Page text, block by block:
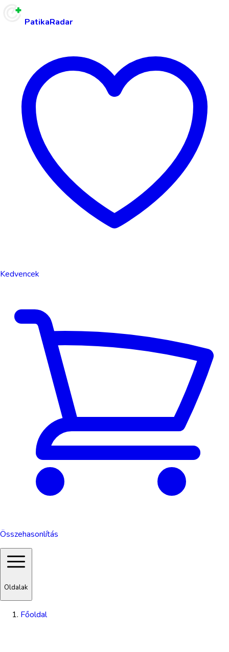
PatikaRadar
Kedvencek
Összehasonlítás
Oldalak
Főoldal